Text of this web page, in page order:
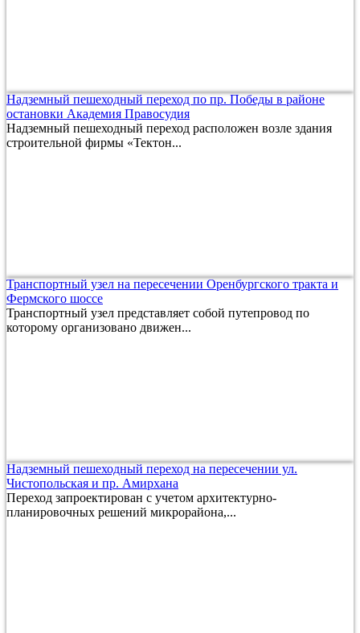
Надземный пешеходный переход по пр. Победы в районе
остановки Академия Правосудия
Надземный пешеходный переход расположен возле здания
строительной фирмы «Тектон...
Транспортный узел на пересечении Оренбургского тракта и
Фермского шоссе
Транспортный узел представляет собой путепровод по
которому организовано движен...
Надземный пешеходный переход на пересечении ул.
Чистопольская и пр. Амирхана
Переход запроектирован с учетом архитектурно-
планировочных решений микрорайона,...